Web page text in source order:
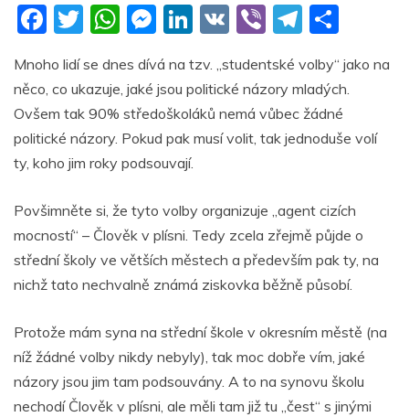
F
c
e
b
o
k
T
itt
er
W
at
s
A
p
M
e
ss
e
n
g
Li
k
e
dI
V
Vi
er
T
e
gr
a
ar
e
Mnoho lidí se dnes dívá na tzv. „studentské volby“ jako na
něco, co ukazuje, jaké jsou politické názory mladých.
Ovšem tak 90% středoškoláků nemá vůbec žádné
politické názory. Pokud pak musí volit, tak jednoduše volí
ty, koho jim roky podsouvají.
Povšimněte si, že tyto volby organizuje „agent cizích
mocností“ – Člověk v plísni. Tedy zcela zřejmě půjde o
střední školy ve větších městech a především pak ty, na
nichž tato nechvalně známá ziskovka běžně působí.
Protože mám syna na střední škole v okresním městě (na
níž žádné volby nikdy nebyly), tak moc dobře vím, jaké
názory jsou jim tam podsouvány. A to na synovu školu
nechodí Člověk v plísni, ale měli tam již tu „čest“ s jinými